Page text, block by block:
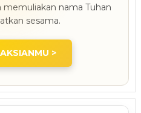
memuliakan nama Tuhan
sesama.
>